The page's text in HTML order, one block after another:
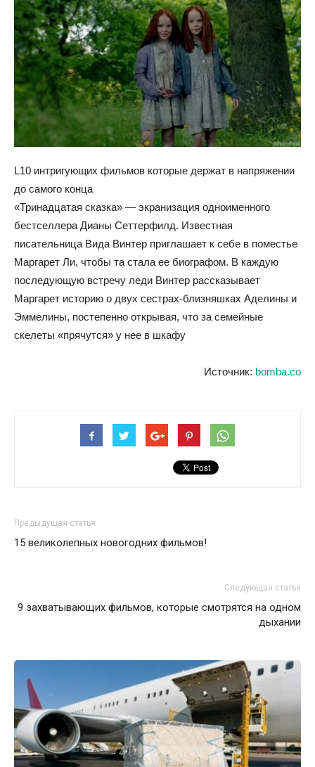
L10 интригующих фильмов которые держат в напряжении
до самого конца
«Тринадцатая сказка» — экранизация одноименного
бестселлера Дианы Сеттерфилд. Известная
писательница Вида Винтер приглашает к себе в поместье
Маргарет Ли, чтобы та стала ее биографом. В каждую
последующую встречу леди Винтер рассказывает
Маргарет историю о двух сестрах-близняшках Аделины и
Эммелины, постепенно открывая, что за семейные
скелеты «прячутся» у нее в шкафу
Источник: bomba.co
Предыдущая статья
15 великолепных новогодних фильмов!
Следующая статья
9 захватывающих фильмов, которые смотрятся на одном
дыхании